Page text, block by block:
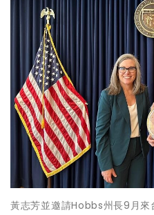
黃志芳並邀請Hobbs州長9月來